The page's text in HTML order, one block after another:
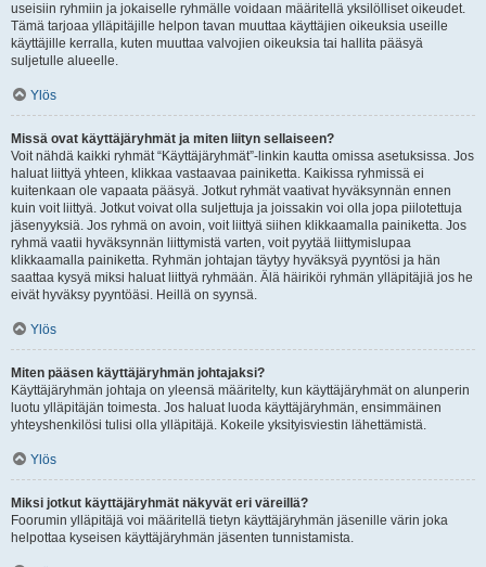
useisiin ryhmiin ja jokaiselle ryhmälle voidaan määritellä yksilölliset oikeudet.
Tämä tarjoaa ylläpitäjille helpon tavan muuttaa käyttäjien oikeuksia useille
käyttäjille kerralla, kuten muuttaa valvojien oikeuksia tai hallita pääsyä
suljetulle alueelle.
Ylös
Missä ovat käyttäjäryhmät ja miten liityn sellaiseen?
Voit nähdä kaikki ryhmät “Käyttäjäryhmät”-linkin kautta omissa asetuksissa. Jos
haluat liittyä yhteen, klikkaa vastaavaa painiketta. Kaikissa ryhmissä ei
kuitenkaan ole vapaata pääsyä. Jotkut ryhmät vaativat hyväksynnän ennen
kuin voit liittyä. Jotkut voivat olla suljettuja ja joissakin voi olla jopa piilotettuja
jäsenyyksiä. Jos ryhmä on avoin, voit liittyä siihen klikkaamalla painiketta. Jos
ryhmä vaatii hyväksynnän liittymistä varten, voit pyytää liittymislupaa
klikkaamalla painiketta. Ryhmän johtajan täytyy hyväksyä pyyntösi ja hän
saattaa kysyä miksi haluat liittyä ryhmään. Älä häiriköi ryhmän ylläpitäjiä jos he
eivät hyväksy pyyntöäsi. Heillä on syynsä.
Ylös
Miten pääsen käyttäjäryhmän johtajaksi?
Käyttäjäryhmän johtaja on yleensä määritelty, kun käyttäjäryhmät on alunperin
luotu ylläpitäjän toimesta. Jos haluat luoda käyttäjäryhmän, ensimmäinen
yhteyshenkilösi tulisi olla ylläpitäjä. Kokeile yksityisviestin lähettämistä.
Ylös
Miksi jotkut käyttäjäryhmät näkyvät eri väreillä?
Foorumin ylläpitäjä voi määritellä tietyn käyttäjäryhmän jäsenille värin joka
helpottaa kyseisen käyttäjäryhmän jäsenten tunnistamista.